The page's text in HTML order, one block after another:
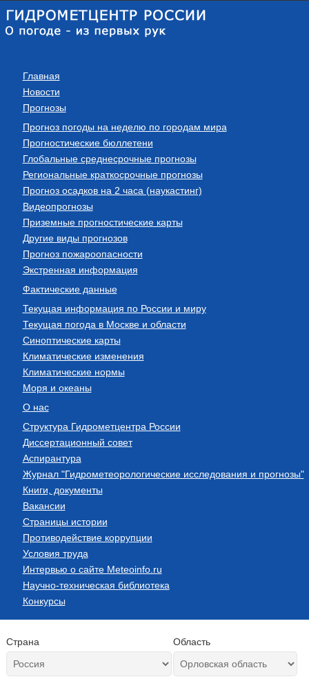
Главная
Новости
Прогнозы
Прогноз погоды на неделю по городам мира
Прогностические бюллетени
Глобальные среднесрочные прогнозы
Региональные краткосрочные прогнозы
Прогноз осадков на 2 часа (наукастинг)
Видеопрогнозы
Приземные прогностические карты
Другие виды прогнозов
Прогноз пожароопасности
Экстренная информация
Фактические данные
Текущая информация по России и миру
Текущая погода в Москве и области
Синоптические карты
Климатические изменения
Климатические нормы
Моря и океаны
О нас
Структура Гидрометцентра России
Диссертационный совет
Аспирантура
Журнал "Гидрометеорологические исследования и прогнозы"
Книги, документы
Вакансии
Страницы истории
Противодействие коррупции
Условия труда
Интервью о сайте Meteoinfo.ru
Научно-техническая библиотека
Конкурсы
Страна Область